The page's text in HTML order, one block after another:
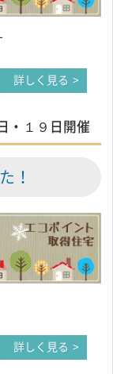
詳しく見る
・１９日開催
！
詳しく見る